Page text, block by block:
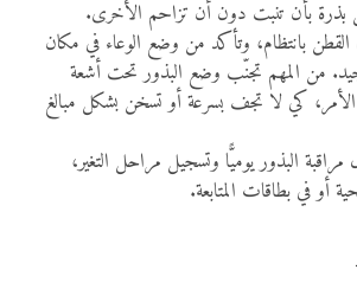
بذرة بأن تنبت دون أن تزاحم الأخرى.
بانتظام، وتأكد من وضع الوعاء في مكان
من المهم تجنّب وضع البذور تحت أشعة
كي لا تجف بسرعة أو تسخن بشكل مبالغ
البذور يوميًّا وتسجيل مراحل التغير،
أو في بطاقات المتابعة.